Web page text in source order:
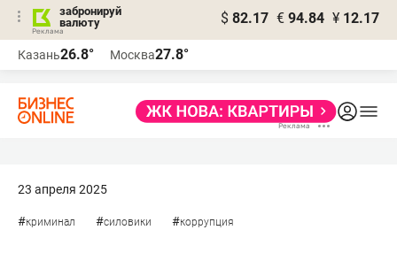
забронируй
валюту
$ 82.17 € 94.84 ¥ 12.17
Казань26.8° Москва27.8°
23 апреля 2025
#криминал #силовики #коррупция